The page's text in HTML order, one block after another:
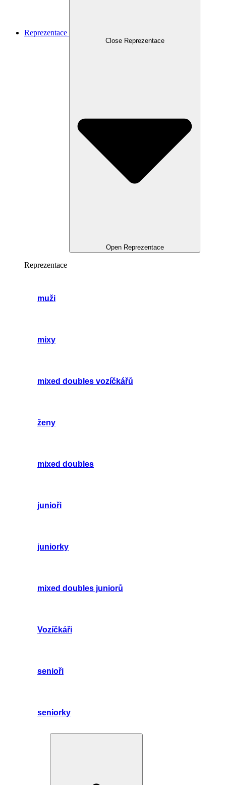
Reprezentace
Close Reprezentace
Open Reprezentace
Reprezentace
muži
mixy
mixed doubles vozíčkářů
ženy
mixed doubles
junioři
juniorky
mixed doubles juniorů
Vozíčkáři
senioři
seniorky